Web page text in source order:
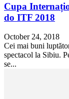
Cupa
do ITF 2018
October 24, 2018
Cei mai buni
spectacol la Sibiu.
se...